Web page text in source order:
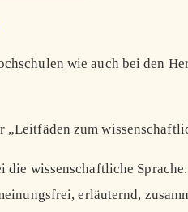
wie auch bei den
„Leitfäden zum
die wissenschaftliche
erläuternd,